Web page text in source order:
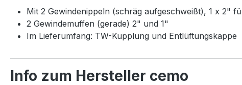
Mit 2 Gewindenippeln (schräg aufgeschweißt), 1 x 2"
2 Gewindemuffen (gerade) 2" und 1"
Im Lieferumfang: TW-Kupplung und Entlüftungskappe
Info zum Hersteller cemo